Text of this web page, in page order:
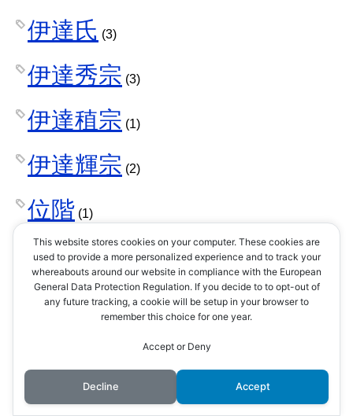
伊達氏 (3)
伊達秀宗 (3)
伊達稙宗 (1)
伊達輝宗 (2)
位階 (1)
佐々木小次郎(1)
佐久間盛政(1)
佐渡金山
This website stores cookies on your computer. These cookies are
used to provide a more personalized experience and to track your
whereabouts around our website in compliance with the European
General Data Protection Regulation. If you decide to to opt-out of
any future tracking, a cookie will be setup in your browser to
remember this choice for one year.
Accept or Deny
Decline Accept